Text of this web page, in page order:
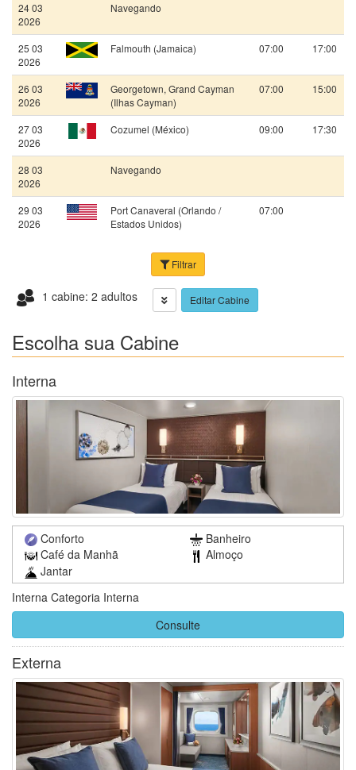
24 03
2026
Navegando
25 03
2026
Falmouth (Jamaica) 07:00 17:00
26 03
2026
Georgetown, Grand Cayman
(Ilhas Cayman)
07:00 15:00
27 03
2026
Cozumel (México) 09:00 17:30
28 03
2026
Navegando
29 03
2026
Port Canaveral (Orlando /
Estados Unidos)
07:00
Filtrar
1 cabine: 2 adultos Editar Cabine
Escolha sua Cabine
Interna
Conforto
Banheiro
Café da Manhã
Almoço
Jantar
Interna Categoria Interna
Consulte
Externa